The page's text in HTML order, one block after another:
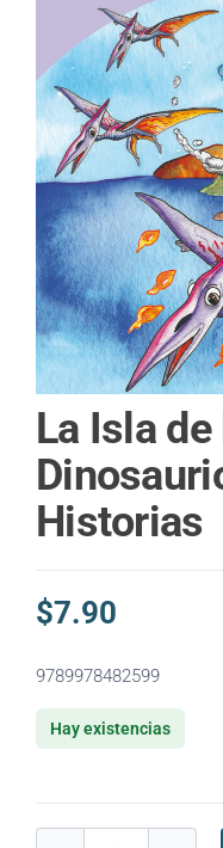
La Isla
Historias
$7.90
9789978482599
Hay existencias